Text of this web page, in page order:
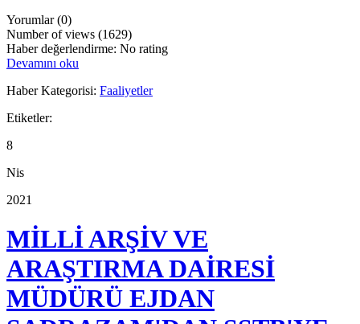
Yorumlar (0)
Number of views (1629)
Haber değerlendirme: No rating
Devamını oku
Haber Kategorisi: Faaliyetler
Etiketler:
8
Nis
2021
MİLLİ ARŞİV VE
ARAŞTIRMA DAİRESİ
MÜDÜRÜ EJDAN